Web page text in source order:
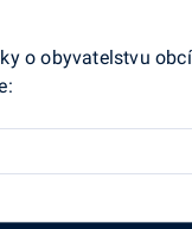
o obyvatelstvu